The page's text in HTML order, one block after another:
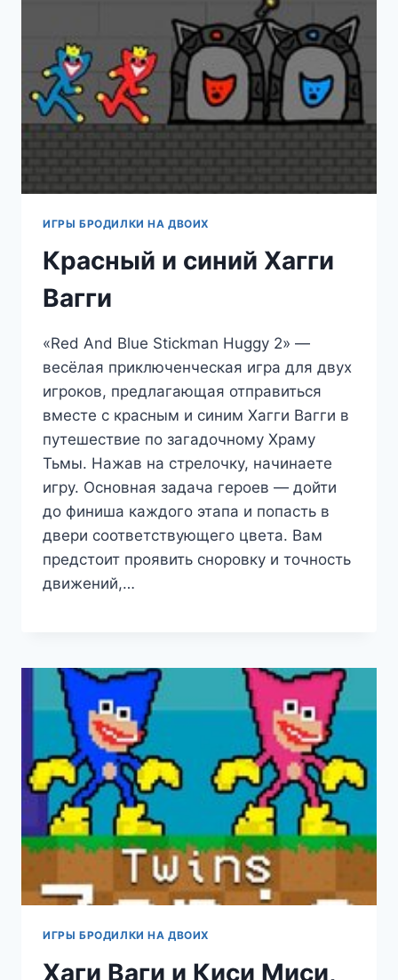
ИГРЫ БРОДИЛКИ НА ДВОИХ
Красный и синий Хагги
Вагги
«Red And Blue Stickman Huggy 2» —
весёлая приключенческая игра для двух
игроков, предлагающая отправиться
вместе с красным и синим Хагги Вагги в
путешествие по загадочному Храму
Тьмы. Нажав на стрелочку, начинаете
игру. Основная задача героев — дойти
до финиша каждого этапа и попасть в
двери соответствующего цвета. Вам
предстоит проявить сноровку и точность
движений,…
ИГРЫ БРОДИЛКИ НА ДВОИХ
Хаги Ваги и Киси Миси,